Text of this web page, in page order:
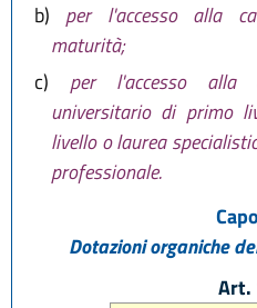
b) per l'accesso alla
maturità;
c)
per l'accesso alla
universitario di primo
livello o laurea
professionale.
Dotazioni organiche
Art.